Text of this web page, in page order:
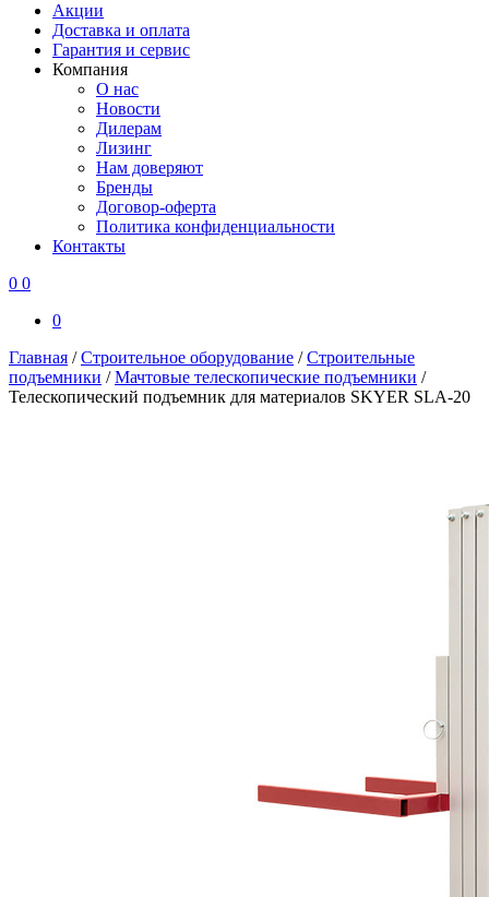
Акции
Доставка и оплата
Гарантия и сервис
Компания
О нас
Новости
Дилерам
Лизинг
Нам доверяют
Бренды
Договор-оферта
Политика конфиденциальности
Контакты
0 0
0
Главная /Строительное оборудование /Строительные
подъемники /Мачтовые телескопические подъемники /
Телескопический подъемник для материалов SKYER SLA-20